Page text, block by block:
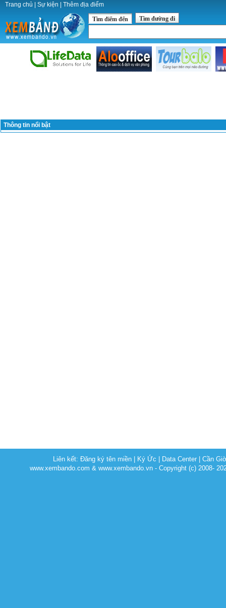
Trang chủ Sự kiện Thêm địa điểm
Tìm điểm đến Tìm đường đi
Thông tin nổi bật
Liên kết:Đăng ký tên miền Ký Ức Data Center |Cần
www.xembando.com & www.xembando.vn - Copyright (c) 2008-